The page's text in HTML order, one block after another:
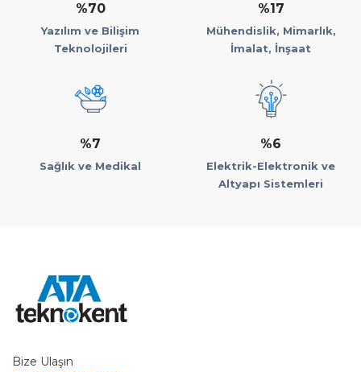
%70
Yazılım ve Bilişim
Teknolojileri
%17
Mühendislik, Mimarlık,
İmalat, İnşaat
%7
Sağlık ve Medikal
%6
Elektrik-Elektronik ve
Altyapı Sistemleri
Bize Ulaşın